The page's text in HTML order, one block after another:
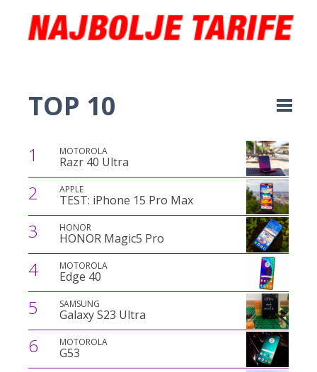
TOP 10
1 MOTOROLA
Razr 40 Ultra
2 APPLE
TEST: iPhone 15 Pro Max
3 HONOR
HONOR Magic5 Pro
4 MOTOROLA
Edge 40
5 SAMSUNG
Galaxy S23 Ultra
6 MOTOROLA
G53